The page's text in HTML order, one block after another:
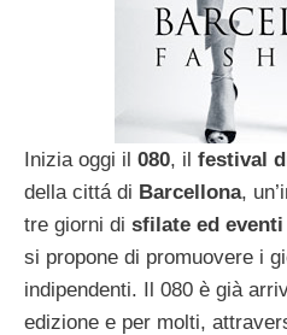
Inizia oggi il 080, il festival
della cittá di Barcellona,
tre giorni di sfilate ed eventi
si propone di promuovere i
indipendenti. Il 080 è già
edizione e per molti,